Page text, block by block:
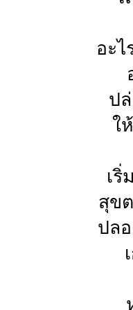
อะ
ป
ใ
เ
สุข
ปล